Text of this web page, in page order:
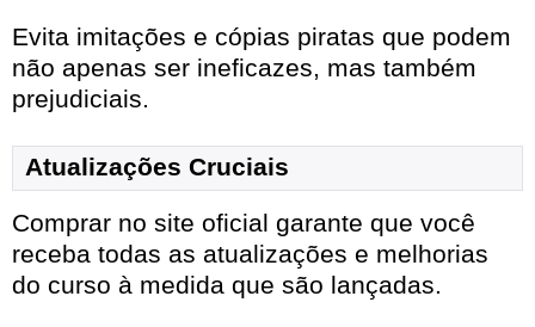
Evita imitações e cópias piratas que podem
não apenas ser ineficazes, mas também
prejudiciais.
Atualizações Cruciais
Comprar no site oficial garante que você
receba todas as atualizações e melhorias
do curso à medida que são lançadas.